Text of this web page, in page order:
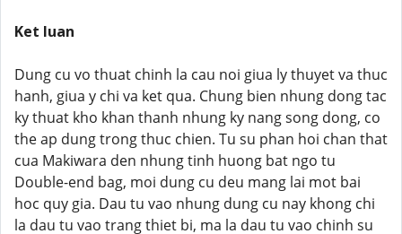
Ket luan
Dung cu vo thuat chinh la cau noi giua ly thuyet va thuc
hanh, giua y chi va ket qua. Chung bien nhung dong tac
ky thuat kho khan thanh nhung ky nang song dong, co
the ap dung trong thuc chien. Tu su phan hoi chan that
cua Makiwara den nhung tinh huong bat ngo tu
Double-end bag, moi dung cu deu mang lai mot bai
hoc quy gia. Dau tu vao nhung dung cu nay khong chi
la dau tu vao trang thiet bi, ma la dau tu vao chinh su